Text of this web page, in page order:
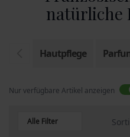
natürliche
Hautpflege
Nur verfügbare Artikel anzeigen
Alle Filter